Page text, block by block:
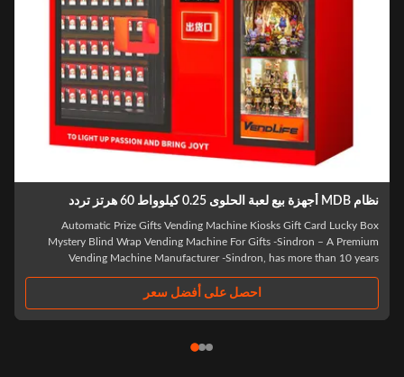
Automatic Prize Gifts Vending Machine Kiosks Gift Card Lucky
Mystery Blind Wrap Vending Machine For Gifts -Sindron – A
Vending Machine Manufacturer -Sindron, has more than 10
edge technology to the smart retailاحصل على أفضل سعر